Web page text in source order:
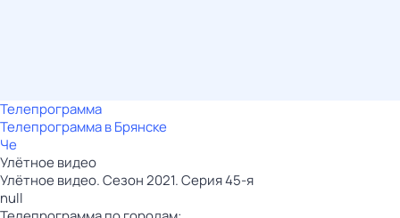
Телепрограмма
Телепрограмма в Брянске
Че
Улётное видео
Улётное видео. Сезон 2021. Серия 45-я
null